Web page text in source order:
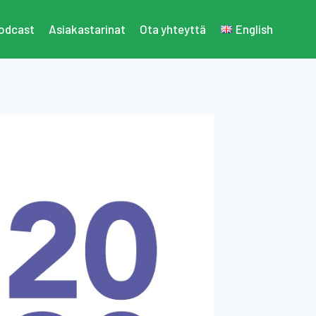
Asiakastarinat Ota yhteyttä English